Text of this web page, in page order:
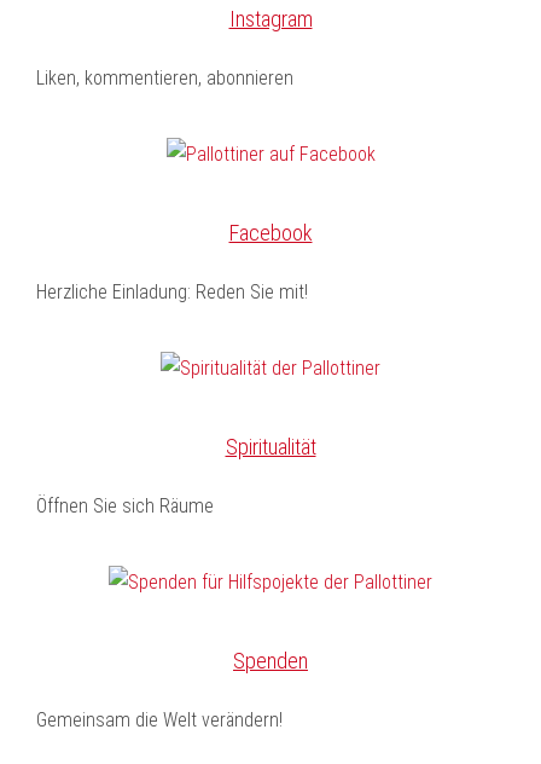
Instagram
Liken, kommentieren, abonnieren
Facebook
Herzliche Einladung: Reden Sie mit!
Spiritualität
Öffnen Sie sich Räume
Spenden
Gemeinsam die Welt verändern!